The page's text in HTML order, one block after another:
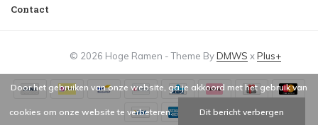
Contact
© 2026 Hoge Ramen - Theme ByDMWS xPlus+
Door het gebruiken van onze website, ga je akkoord met het gebruik van
cookies om onze website te verbeteren. Dit bericht verbergen